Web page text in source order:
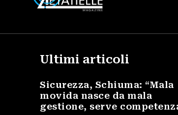
Ultimi articoli
Sicurezza, Schiuma: “Mala
movida nasce da mala
gestione, serve